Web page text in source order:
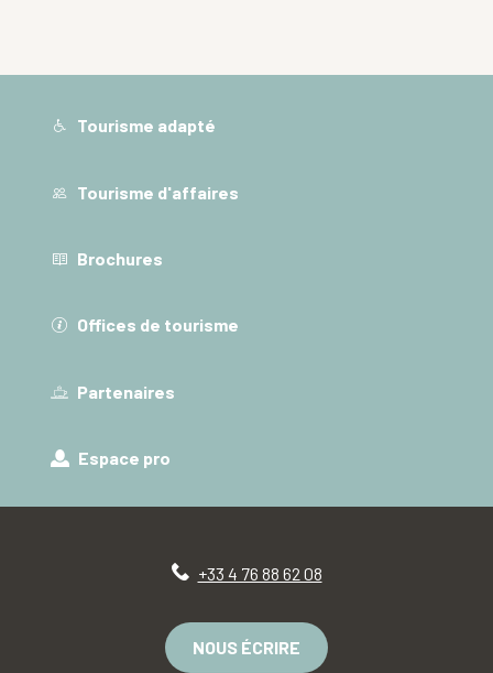
Tourisme adapté
Tourisme d'affaires
Brochures
Offices de tourisme
Partenaires
Espace pro
+33 4 76 88 62 08
NOUS ÉCRIRE